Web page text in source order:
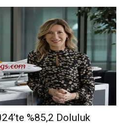
%85,2 Doluluk